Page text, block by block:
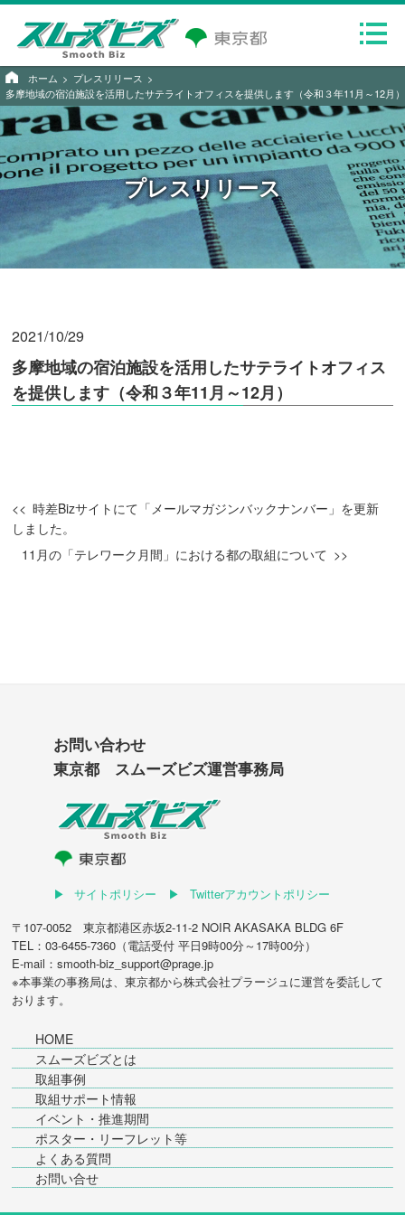
ホーム
プレスリリース
多摩地域の宿泊施設を活用したサテライトオフィスを提供します（令和３年11月～12月）
プレスリリース
2021/10/29
多摩地域の宿泊施設を活用したサテライトオフィス
を提供します（令和３年11月～12月）
時差Bizサイトにて「メールマガジンバックナンバー」を更新
しました。
11月の「テレワーク月間」における都の取組について
お問い合わせ
東京都 スムーズビズ運営事務局
サイトポリシー
Twitterアカウントポリシー
〒107-0052 東京都港区赤坂2-11-2 NOIR AKASAKA BLDG 6F
TEL：03-6455-7360（電話受付 平日9時00分～17時00分）
E-mail：smooth-biz_support@prage.jp
※本事業の事務局は、東京都から株式会社プラージュに運営を委託して
おります。
HOME
スムーズビズとは
取組事例
取組サポート情報
イベント・推進期間
ポスター・リーフレット等
よくある質問
お問い合せ